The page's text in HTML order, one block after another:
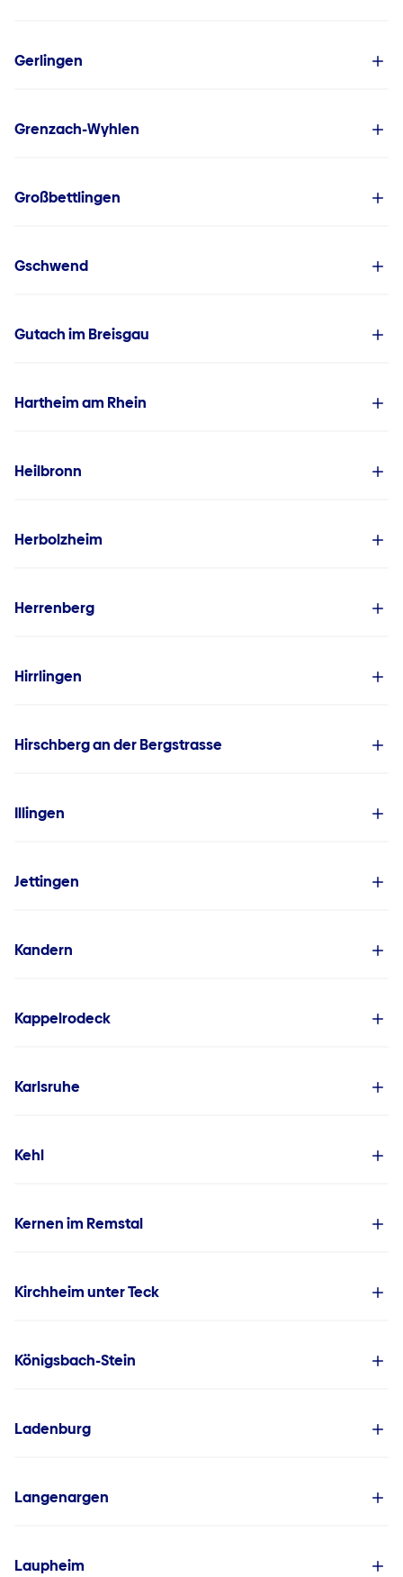
Gerlingen
Grenzach-Wyhlen
Großbettlingen
Gschwend
Gutach im Breisgau
Hartheim am Rhein
Heilbronn
Herbolzheim
Herrenberg
Hirrlingen
Hirschberg an der Bergstrasse
Illingen
Jettingen
Kandern
Kappelrodeck
Karlsruhe
Kehl
Kernen im Remstal
Kirchheim unter Teck
Königsbach-Stein
Ladenburg
Langenargen
Laupheim